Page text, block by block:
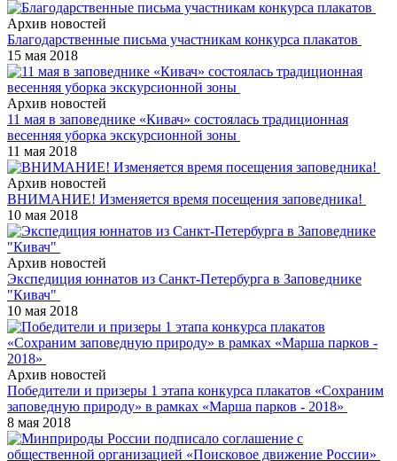
Архив новостей
Благодарственные письма участникам конкурса плакатов
15 мая 2018
Архив новостей
11 мая в заповеднике «Кивач» состоялась традиционная
весенняя уборка экскурсионной зоны
11 мая 2018
Архив новостей
ВНИМАНИЕ! Изменяется время посещения заповедника!
10 мая 2018
Архив новостей
Экспедиция юннатов из Санкт-Петербурга в Заповеднике
"Кивач"
10 мая 2018
Архив новостей
Победители и призеры 1 этапа конкурса плакатов «Сохраним
заповедную природу» в рамках «Марша парков - 2018»
8 мая 2018